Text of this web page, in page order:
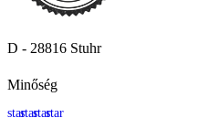
D - 28816 Stuhr
Minőség
starstarstarstar